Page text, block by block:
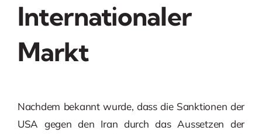
Internationaler
Markt
Nachdem bekannt wurde, dass die Sanktionen der
USA gegen den Iran durch das Aussetzen der